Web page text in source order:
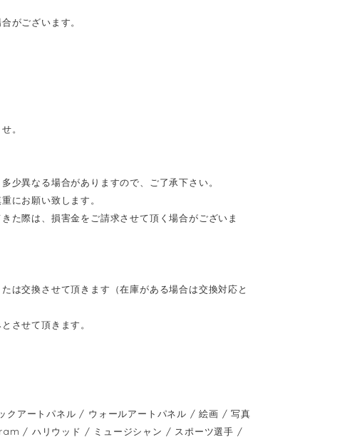
がございます。
。
異なる場合がありますので、ご了承下さい。
にお願い致します。
際は、損害金をご請求させて頂く場合がございま
交換させて頂きます（在庫がある場合は交換対応と
させて頂きます。
クアートパネル / ウォールアートパネル / 絵画 / 写真
/ ハリウッド / ミュージシャン / スポーツ選手 /